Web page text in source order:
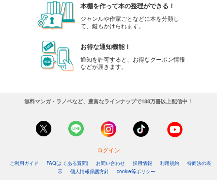
円 (税込)
あらすじを表示する
本棚を作って本の整理ができる！
ジャンルや作家ごとなどに本を分類し
て、鍵もかけられます。
お得な通知機能！
通知を許可すると、お得なクーポン情報
などが届きます。
無料マンガ・ラノベなど、豊富なラインナップで188万冊以上配信中！
ログイン
ご利用ガイド FAQ(よくある質問) お問い合わせ 採用情報 利用規約
特商法の表
示
個人情報保護方針 cookie等ポリシー